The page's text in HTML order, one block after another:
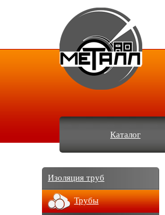
Каталог
Изоляция труб
Трубы